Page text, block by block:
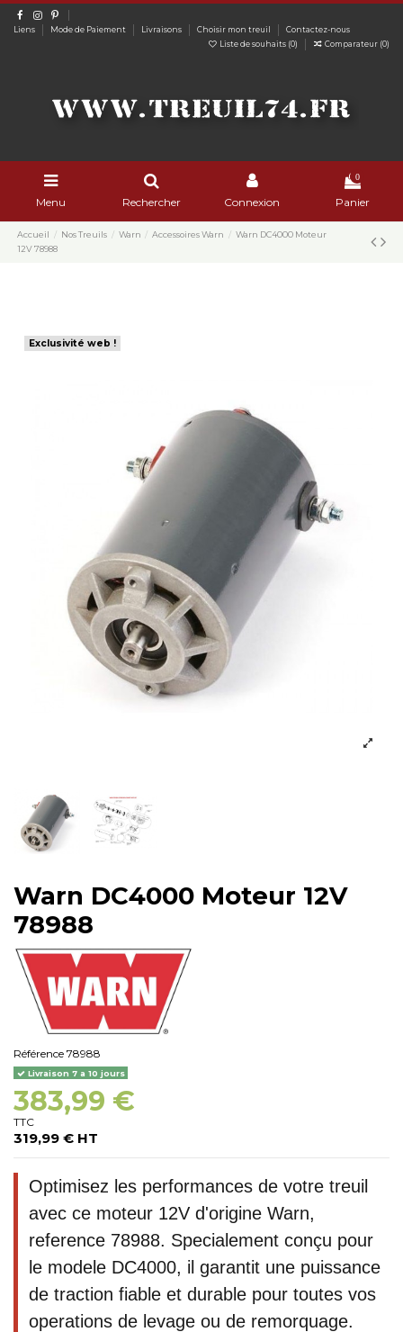
Liens Mode de Paiement Livraisons Choisir mon treuil
Contactez-nous
Liste de souhaits (0) Comparateur (0)
Menu Rechercher Connexion
0
Panier
Accueil Nos Treuils Warn Accessoires Warn
Warn DC4000 Moteur
12V 78988
Exclusivité web !
Warn DC4000 Moteur 12V
78988
Référence 78988
Livraison 7 a 10 jours
383,99 €
TTC
319,99 € HT
Optimisez les performances de votre treuil
avec ce moteur 12V d'origine Warn,
reference 78988. Specialement conçu pour
le modele DC4000, il garantit une puissance
de traction fiable et durable pour toutes vos
operations de levage ou de remorquage.